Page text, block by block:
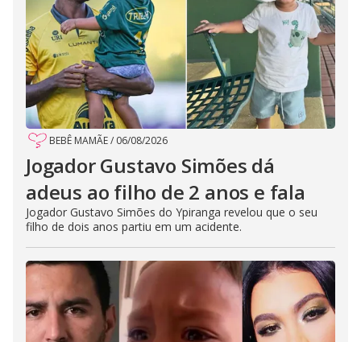
BEBÊ MAMÃE/ 06/08/2026
Jogador Gustavo Simões dá
adeus ao filho de 2 anos e fala
Jogador Gustavo Simões do Ypiranga revelou que o seu
filho de dois anos partiu em um acidente.